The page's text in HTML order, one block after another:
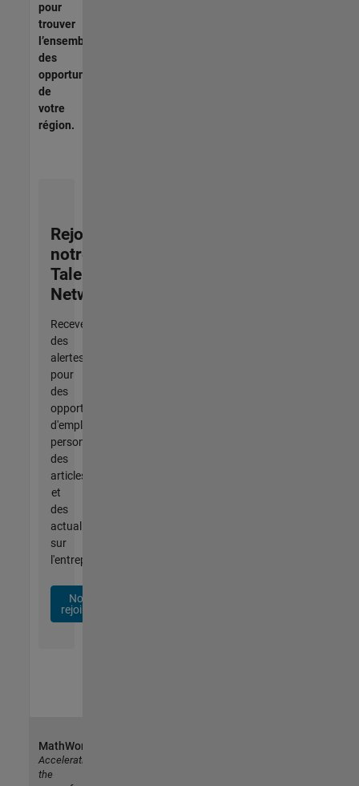
pour
trouver
l’ensemble
des
opportunités
de
votre
région.
Rejoignez
notre
Talent
Network
Recevez
des
alertes
pour
des
opportunités
d'emploi
personnalisées,
des
articles
et
des
actualités
sur
l'entreprise.
Nous
rejoindre
MathWorks
Accelerating
the